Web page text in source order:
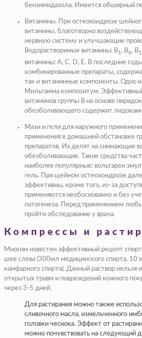
бензимидазола. Имеется обширный
Витамины. При остеохондрозе
витамины, благотворно
нервную систему и улучшающие
Водорастворимые витамины: В1 , В6, В
витамины: А, С, D, Е. В последние
комбинированные препараты,
так и витаминные компоненты. Одно
Мильгамма композитум. Эффективный
витаминов группы В на основе
обезболивающего содержит
Мази и гели для наружного
применения в домашней обстановке
препаратов. Их делят на снимающие
обезболивающие. Такие средства
наиболее популярные: вольтарен
гель. При шейном остеохондрозе
эффективны, кроме того, из-за
применяются необоснованно и без
патогенеза. Перед применением
пройти обследование у врача.
Компрессы и
Многим известен эффективный рецепт
шее слева (300мл медицинского спирта, 10
камфарного спирта). Данный раствор нельзя
открытых травм и повреждений кожного
через 3-5 дней.
Для растирания можно также
сливочного масла, измельченного
головки чеснока. Эффект от
можно почувствовать на следующий